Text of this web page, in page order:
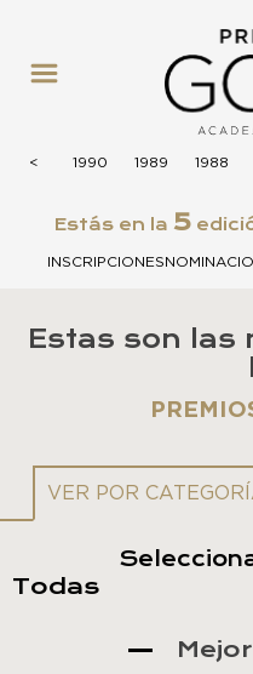
<
<
1991 1990 1989 1988
Estás en la 5
INSCRIPCIONES
Estas son las
VER POR